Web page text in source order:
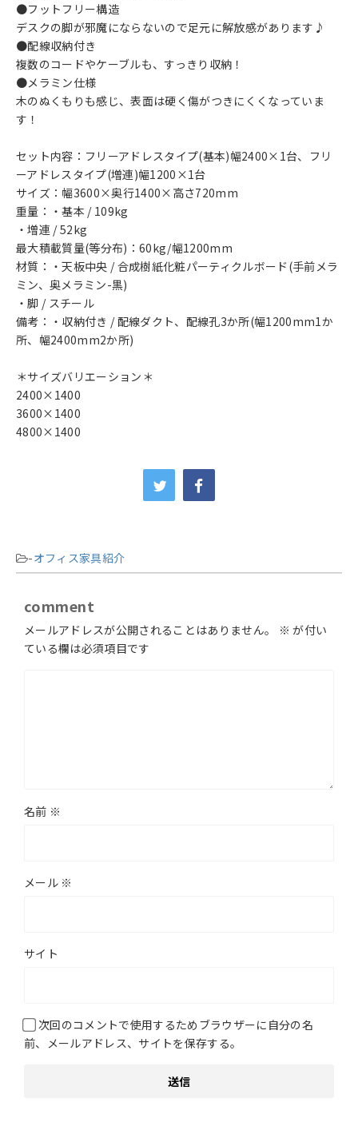
●フットフリー構造
デスクの脚が邪魔にならないので足元に解放感があります♪
●配線収納付き
複数のコードやケーブルも、すっきり収納！
●メラミン仕様
木のぬくもりも感じ、表面は硬く傷がつきにくくなっていま
す！
セット内容：フリーアドレスタイプ(基本)幅2400×1台、フリ
ーアドレスタイプ(増連)幅1200×1台
サイズ：幅3600×奥行1400×高さ720mm
重量：・基本 / 109kg
・増連 / 52kg
最大積載質量(等分布)：60kg/幅1200mm
材質：・天板中央 / 合成樹紙化粧パーティクルボード(手前メラ
ミン、奥メラミン-黒)
・脚 / スチール
備考：・収納付き / 配線ダクト、配線孔3か所(幅1200mm1か
所、幅2400mm2か所)
＊サイズバリエーション＊
2400×1400
3600×1400
4800×1400
-オフィス家具紹介
comment
メールアドレスが公開されることはありません。 ※ が付い
ている欄は必須項目です
名前 ※
メール ※
サイト
次回のコメントで使用するためブラウザーに自分の名
前、メールアドレス、サイトを保存する。